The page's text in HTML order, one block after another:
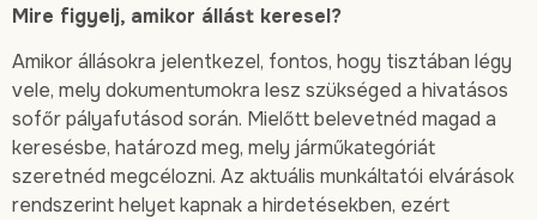
Mire figyelj, amikor állást keresel?
Amikor állásokra jelentkezel, fontos, hogy tisztában légy
vele, mely dokumentumokra lesz szükséged a hivatásos
sofőr pályafutásod során. Mielőtt belevetnéd magad a
keresésbe, határozd meg, mely járműkategóriát
szeretnéd megcélozni. Az aktuális munkáltatói elvárások
rendszerint helyet kapnak a hirdetésekben, ezért